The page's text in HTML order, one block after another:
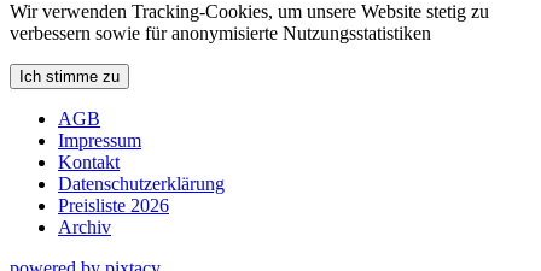
Wir verwenden Tracking-Cookies, um unsere Website stetig zu
verbessern sowie für anonymisierte Nutzungsstatistiken
Ich stimme zu
AGB
Impressum
Kontakt
Datenschutzerklärung
Preisliste 2026
Archiv